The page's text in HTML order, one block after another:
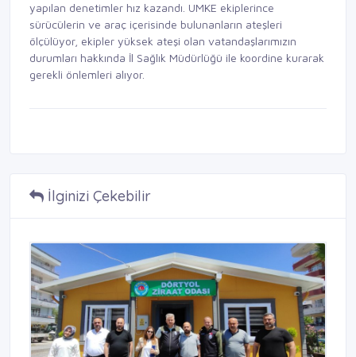
yapılan denetimler hız kazandı. UMKE ekiplerince
sürücülerin ve araç içerisinde bulunanların ateşleri
ölçülüyor, ekipler yüksek ateşi olan vatandaşlarımızın
durumları hakkında İl Sağlık Müdürlüğü ile koordine kurarak
gerekli önlemleri alıyor.
İlginizi Çekebilir